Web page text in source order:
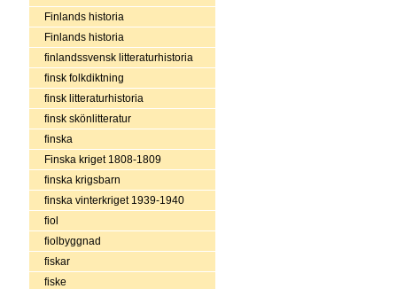
Finlands historia
Finlands historia
finlandssvensk litteraturhistoria
finsk folkdiktning
finsk litteraturhistoria
finsk skönlitteratur
finska
Finska kriget 1808-1809
finska krigsbarn
finska vinterkriget 1939-1940
fiol
fiolbyggnad
fiskar
fiske